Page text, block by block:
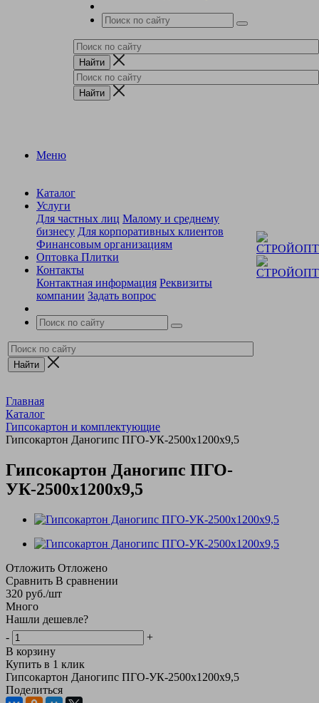
Меню
Каталог
Услуги
Для частных лиц Малому и среднему
бизнесу Для корпоративных клиентов
Финансовым организациям
Оптовка Плитки
Контакты
Контактная информация Реквизиты
компании Задать вопрос
Главная
Каталог
Гипсокартон и комплектующие
Гипсокартон Даногипс ПГО-УК-2500х1200х9,5
Гипсокартон Даногипс ПГО-
УК-2500х1200х9,5
Отложить Отложено
Сравнить В сравнении
320 руб./шт
Много
Нашли дешевле?
-
+
В корзину
Купить в 1 клик
Гипсокартон Даногипс ПГО-УК-2500х1200х9,5
Поделиться